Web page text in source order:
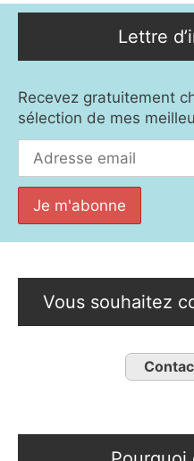
Lettre
Recevez gratuitement
sélection de mes
Vous souhaitez